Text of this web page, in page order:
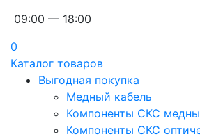
09:00 — 18:00
0
Каталог товаров
Выгодная покупка
Медный кабель
Компоненты СКС
Компоненты СКС